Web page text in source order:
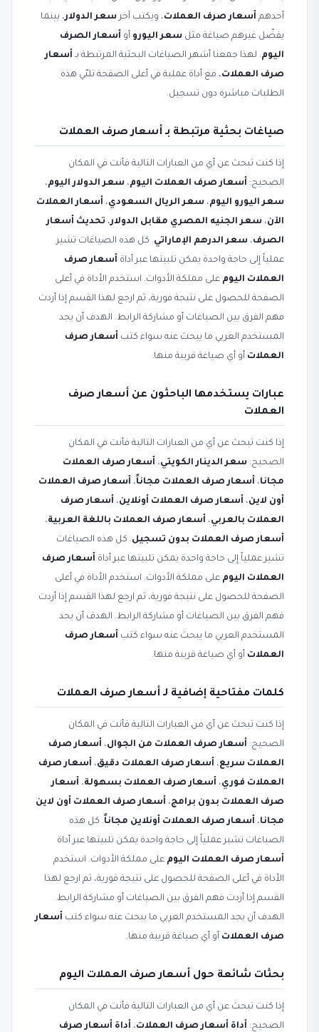
أحدهم أسعار صرف العملات، ويكتب آخر سعر الدولار، بينما
يفضّل غيرهم صياغة مثل سعر اليورو أو أسعار الصرف
اليوم. لهذا جمعنا أشهر الصياغات البحثية المرتبطة بـ أسعار
صرف العملات، مع أداة عملية في أعلى الصفحة تلبّي هذه
الطلبات مباشرة دون تسجيل.
صياغات بحثية مرتبطة بـ أسعار صرف العملات
إذا كنت تبحث عن أي من العبارات التالية فأنت في المكان
الصحيح: أسعار صرف العملات اليوم، سعر الدولار اليوم،
سعر اليورو اليوم، سعر الريال السعودي، أسعار العملات
الآن، سعر الجنيه المصري مقابل الدولار، تحديث أسعار
الصرف، سعر الدرهم الإماراتي. كل هذه الصياغات تشير
عملياً إلى حاجة واحدة يمكن تلبيتها عبر أداة أسعار صرف
العملات اليوم على مملكة الأدوات. استخدم الأداة في أعلى
الصفحة للحصول على نتيجة فورية، ثم ارجع لهذا القسم إذا أردت
فهم الفرق بين الصياغات أو مشاركة الرابط. الهدف أن يجد
المستخدم العربي ما يبحث عنه سواء كتب أسعار صرف
العملات أو أي صياغة قريبة منها.
عبارات يستخدمها الباحثون عن أسعار صرف
العملات
إذا كنت تبحث عن أي من العبارات التالية فأنت في المكان
الصحيح: سعر الدينار الكويتي، أسعار صرف العملات
مجانا، أسعار صرف العملات مجاناً، أسعار صرف العملات
أون لاين، أسعار صرف العملات أونلاين، أسعار صرف
العملات بالعربي، أسعار صرف العملات باللغة العربية،
أسعار صرف العملات بدون تسجيل. كل هذه الصياغات
تشير عملياً إلى حاجة واحدة يمكن تلبيتها عبر أداة أسعار صرف
العملات اليوم على مملكة الأدوات. استخدم الأداة في أعلى
الصفحة للحصول على نتيجة فورية، ثم ارجع لهذا القسم إذا أردت
فهم الفرق بين الصياغات أو مشاركة الرابط. الهدف أن يجد
المستخدم العربي ما يبحث عنه سواء كتب أسعار صرف
العملات أو أي صياغة قريبة منها.
كلمات مفتاحية إضافية لـ أسعار صرف العملات
إذا كنت تبحث عن أي من العبارات التالية فأنت في المكان
الصحيح: أسعار صرف العملات من الجوال، أسعار صرف
العملات سريع، أسعار صرف العملات دقيق، أسعار صرف
العملات فوري، أسعار صرف العملات بسهولة، أسعار
صرف العملات بدون برامج، أسعار صرف العملات أون لاين
مجانا، أسعار صرف العملات أونلاين مجاناً. كل هذه
الصياغات تشير عملياً إلى حاجة واحدة يمكن تلبيتها عبر أداة
أسعار صرف العملات اليوم على مملكة الأدوات. استخدم
الأداة في أعلى الصفحة للحصول على نتيجة فورية، ثم ارجع لهذا
القسم إذا أردت فهم الفرق بين الصياغات أو مشاركة الرابط.
الهدف أن يجد المستخدم العربي ما يبحث عنه سواء كتب أسعار
صرف العملات أو أي صياغة قريبة منها.
بحثات شائعة حول أسعار صرف العملات اليوم
إذا كنت تبحث عن أي من العبارات التالية فأنت في المكان
الصحيح: أداة أسعار صرف العملات، أداة أسعار صرف